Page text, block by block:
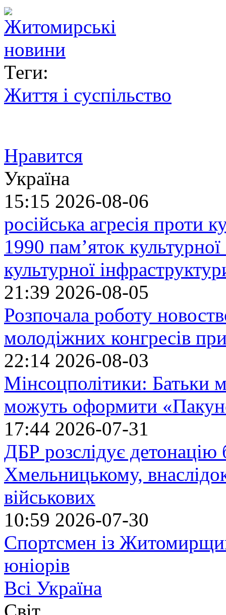
Теги:
Життя і суспільство
Нравится
Україна
15:15 2026-08-06
російська агресія проти
1990 пам’яток
культурної
21:39 2026-08-05
Розпочала роботу
молодіжних конгресів
22:14 2026-08-03
Мінсоцполітики: Батьки
можуть оформити
17:44 2026-07-31
ДБР розслідує детонацію
Хмельницькому,
військових
10:59 2026-07-30
Спортсмен із
юніорів
Всі Україна
Світ